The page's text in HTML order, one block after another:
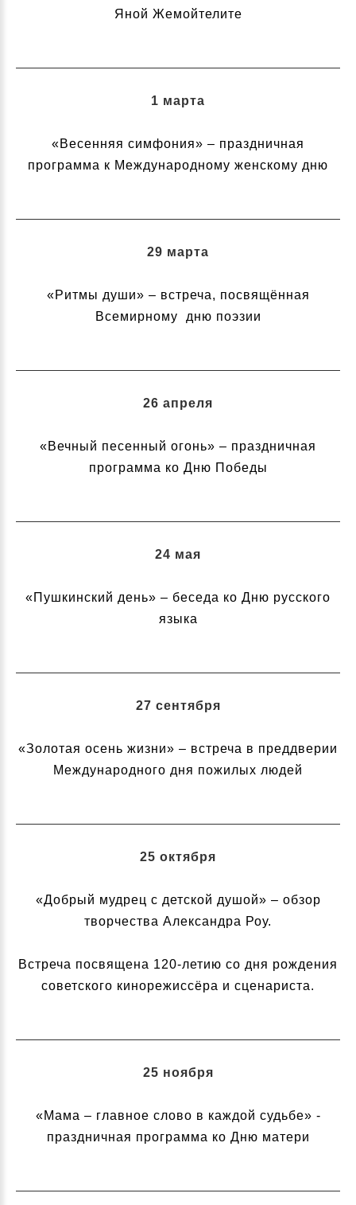
Яной Жемойтелите
1 марта
«Весенняя симфония» – праздничная
программа к Международному женскому дню
29 марта
«Ритмы души» – встреча, посвящённая
Всемирному дню поэзии
26 апреля
«Вечный песенный огонь» – праздничная
программа ко Дню Победы
24 мая
«Пушкинский день» – беседа ко Дню русского
языка
27 сентября
«Золотая осень жизни» – встреча в преддверии
Международного дня пожилых людей
25 октября
«Добрый мудрец с детской душой» – обзор
творчества Александра Роу.
Встреча посвящена 120-летию со дня рождения
советского кинорежиссёра и сценариста.
25 ноября
«Мама – главное слово в каждой судьбе» -
праздничная программа ко Дню матери